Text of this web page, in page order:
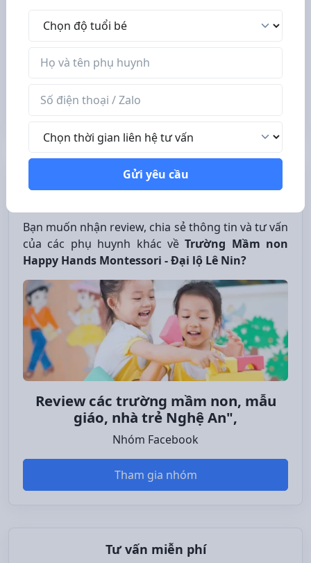
Nhóm review, tìm trường mầm non tốt
cho con
Bạn muốn nhận review, chia sẻ thông tin và tư vấn
của các phụ huynh khác vềTrường Mầm non
Happy Hands Montessori - Đại lộ Lê Nin?
Review các trường mầm non, mẫu
giáo, nhà trẻ Nghệ An",
Nhóm Facebook
Tham gia nhóm
Tư vấn miễn phí
Gửi yêu cầu